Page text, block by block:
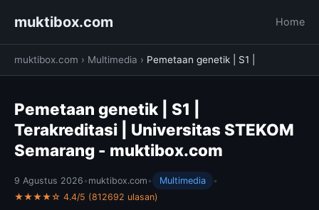
muktibox.com Home
muktibox.com › Multimedia › Pemetaan genetik | S1 |
Pemetaan genetik | S1 |
Terakreditasi | Universitas STEKOM
Semarang - muktibox.com
9 Agustus 2026 • muktibox.com • Multimedia
•
★★★★☆ 4.4/5 (812692 ulasan)